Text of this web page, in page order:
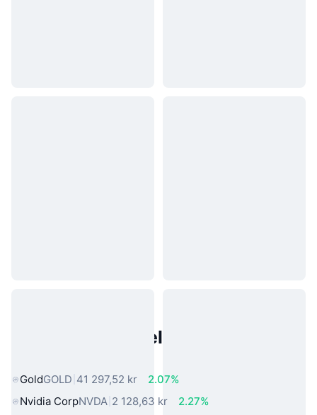
Populære eiendeler fra den
GoldGOLD 41 297,52 kr
2.07%
Nvidia CorpNVDA 2 128,63 kr
2.27%